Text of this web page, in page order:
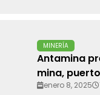
MINERÍA
Antamina
mina,
enero 8, 2025